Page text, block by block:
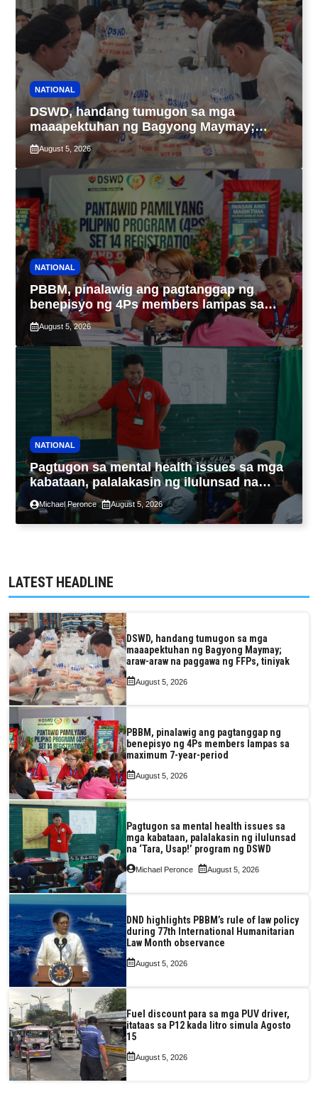
NATIONAL
DSWD, handang tumugon sa mga
maaapektuhan ng Bagyong Maymay;
araw-araw na paggawa ng FFPs, tiniyak
August 5, 2026
NATIONAL
PBBM, pinalawig ang pagtanggap ng
benepisyo ng 4Ps members lampas sa
maximum 7-year-period
August 5, 2026
NATIONAL
Pagtugon sa mental health issues sa mga
kabataan, palalakasin ng ilulunsad na
‘Tara, Usap!’ program ng DSWD
Michael Peronce August 5, 2026
LATEST HEADLINE
DSWD, handang tumugon sa mga
maaapektuhan ng Bagyong Maymay;
araw-araw na paggawa ng FFPs, tiniyak
August 5, 2026
PBBM, pinalawig ang pagtanggap ng
benepisyo ng 4Ps members lampas sa
maximum 7-year-period
August 5, 2026
Pagtugon sa mental health issues sa
mga kabataan, palalakasin ng ilulunsad
na ‘Tara, Usap!’ program ng DSWD
Michael Peronce August 5, 2026
DND highlights PBBM’s rule of law policy
during 77th International Humanitarian
Law Month observance
August 5, 2026
Fuel discount para sa mga PUV driver,
itataas sa P12 kada litro simula Agosto
15
August 5, 2026